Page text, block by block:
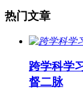
热门文章
跨学科学
督二脉